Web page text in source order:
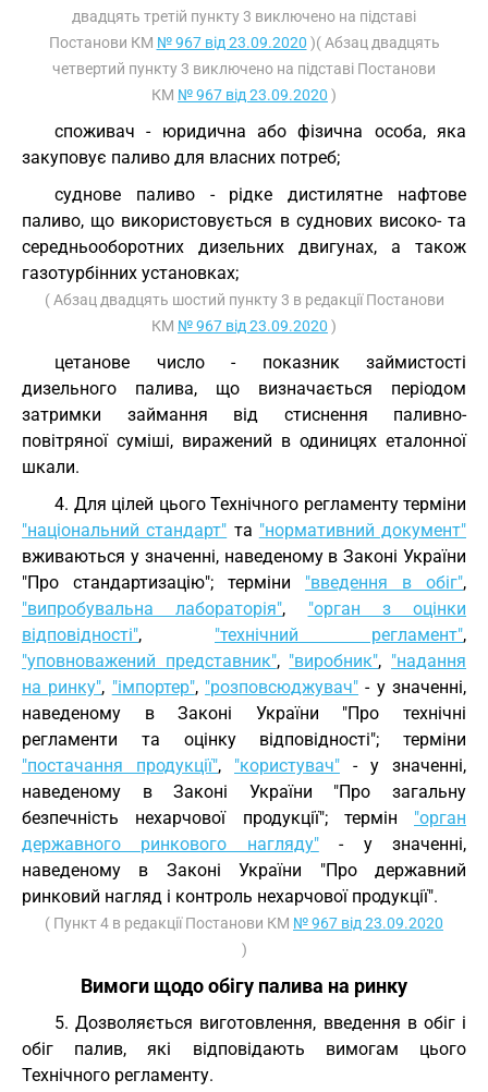
двадцять третій пункту 3 виключено на підставі
Постанови КМ № 967 від 23.09.2020 )( Абзац двадцять
четвертий пункту 3 виключено на підставі Постанови
КМ № 967 від 23.09.2020 )
споживач - юридична або фізична особа, яка
закуповує паливо для власних потреб;
суднове паливо - рідке дистилятне нафтове
паливо, що використовується в суднових високо- та
середньооборотних дизельних двигунах, а також
газотурбінних установках;
( Абзац двадцять шостий пункту 3 в редакції Постанови
КМ № 967 від 23.09.2020 )
цетанове число - показник займистості
дизельного палива, що визначається періодом
затримки займання від стиснення паливно-
повітряної суміші, виражений в одиницях еталонної
шкали.
4. Для цілей цього Технічного регламенту терміни
"національний стандарт" та "нормативний документ"
вживаються у значенні, наведеному в Законі України
"Про стандартизацію"; терміни "введення в обіг",
"випробувальна лабораторія", "орган з оцінки
відповідності", "технічний регламент",
"уповноважений представник", "виробник", "надання
на ринку", "імпортер", "розповсюджувач" - у значенні,
наведеному в Законі України "Про технічні
регламенти та оцінку відповідності"; терміни
"постачання продукції", "користувач" - у значенні,
наведеному в Законі України "Про загальну
безпечність нехарчової продукції"; термін "орган
державного ринкового нагляду"- у значенні,
наведеному в Законі України "Про державний
ринковий нагляд і контроль нехарчової продукції".
( Пункт 4 в редакції Постанови КМ № 967 від 23.09.2020
)
Вимоги щодо обігу палива на ринку
5. Дозволяється виготовлення, введення в обіг і
обіг палив, які відповідають вимогам цього
Технічного регламенту.